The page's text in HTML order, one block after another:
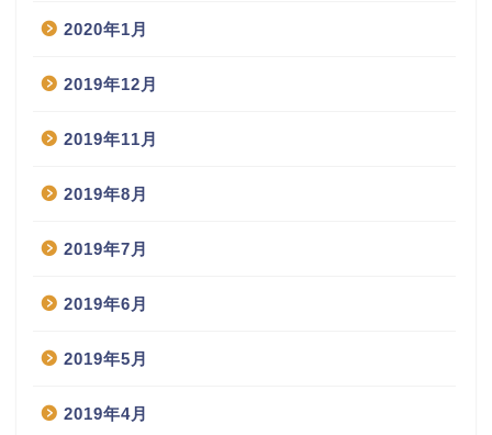
2020年1月
2019年12月
2019年11月
2019年8月
2019年7月
2019年6月
2019年5月
2019年4月